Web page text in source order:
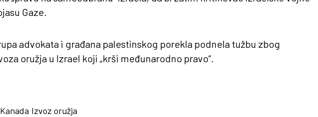
Gaze.
advokata i građana palestinskog porekla podnela tužbu zbog
oružja u Izrael koji „krši međunarodno pravo“.
Kanada Izvoz oružja